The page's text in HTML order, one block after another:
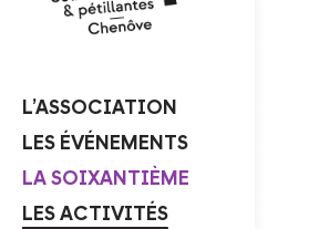
L’ASSOCIATION
LES ÉVÉNEMENTS
LA SOIXANTIÈME
LES ACTIVITÉS